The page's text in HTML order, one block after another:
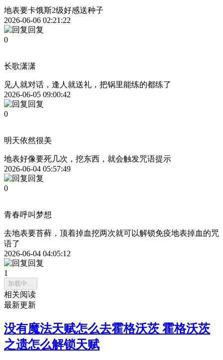
地表要卡饿斯2级好感送种子
2026-06-06 02:21:22
回复
0
长歌潇潇
见人就对话，逢人就送礼，把锅里能练的都练了
2026-06-05 09:00:42
回复
0
明天依然很美
地表好像要死几次，挖东西，就会触发咒语提示
2026-06-04 05:57:49
回复
0
青春呼叫梦想
去地表要苔藓，顶着掉血挖两次就可以解锁免疫地表掉血的咒
语了
2026-06-04 04:05:12
回复
1
加载中...
相关阅读
最新更新
没有魔法天赋怎么去霍格沃茨 霍格沃茨
之遗怎么解锁天赋